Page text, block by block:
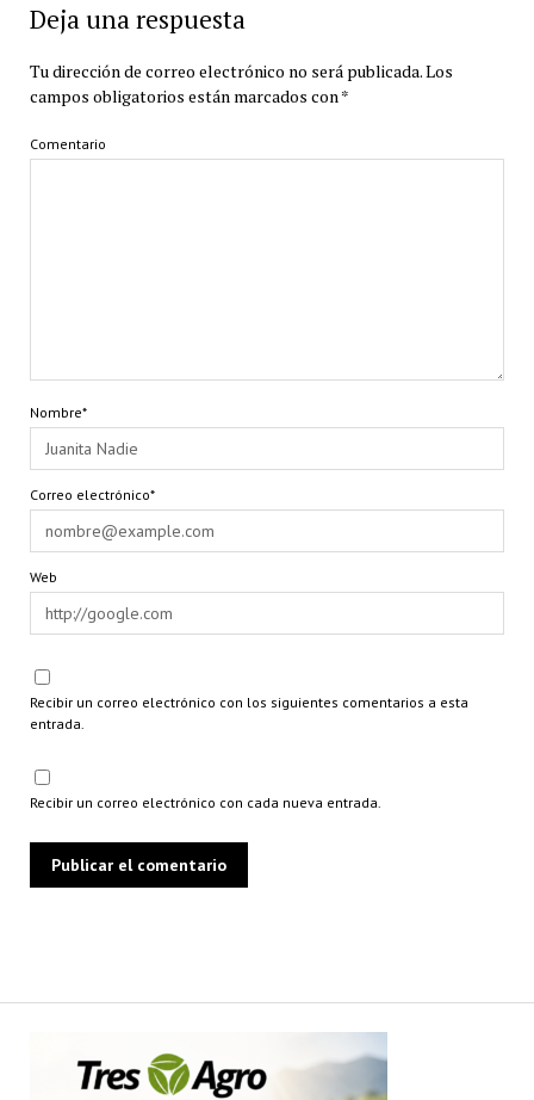
Deja una respuesta
Tu dirección de correo electrónico no será publicada.Los
campos obligatorios están marcados con *
Comentario
Nombre*
Correo electrónico*
Web
Recibir un correo electrónico con los siguientes comentarios a esta
entrada.
Recibir un correo electrónico con cada nueva entrada.